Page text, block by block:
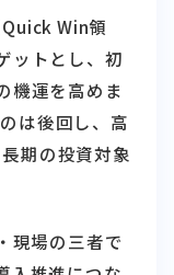
Win領
ットとし、初
機運を高めま
は後回し、高
期の投資対象
現場の三者で